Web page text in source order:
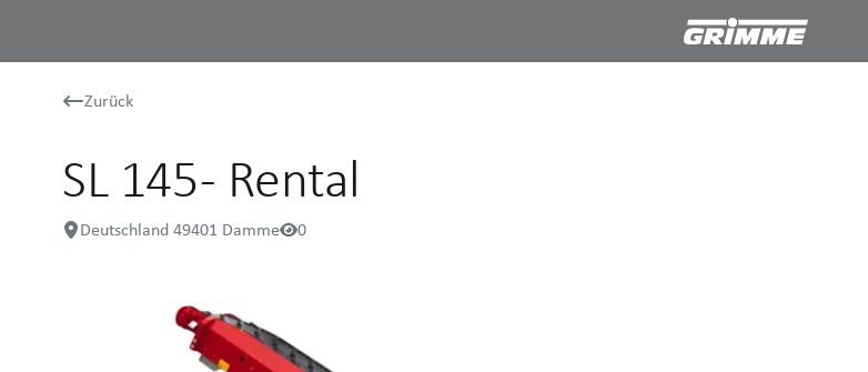
Zurück
SL 145 - Rental
Deutschland 49401 Damme 0